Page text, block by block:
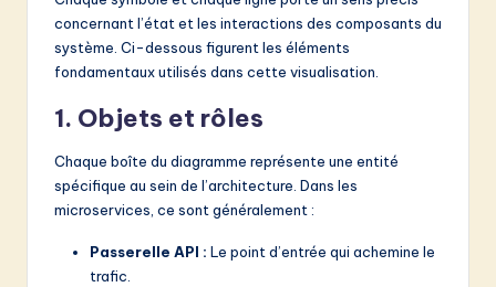
concernant l’état et les interactions des composants du
système. Ci-dessous figurent les éléments
fondamentaux utilisés dans cette visualisation.
1. Objets et rôles
Chaque boîte du diagramme représente une entité
spécifique au sein de l’architecture. Dans les
microservices, ce sont généralement :
Passerelle API : Le point d’entrée qui achemine le
trafic.